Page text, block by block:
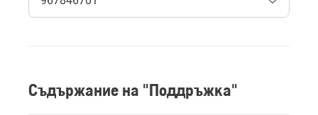
Съдържание на "Поддръжка"